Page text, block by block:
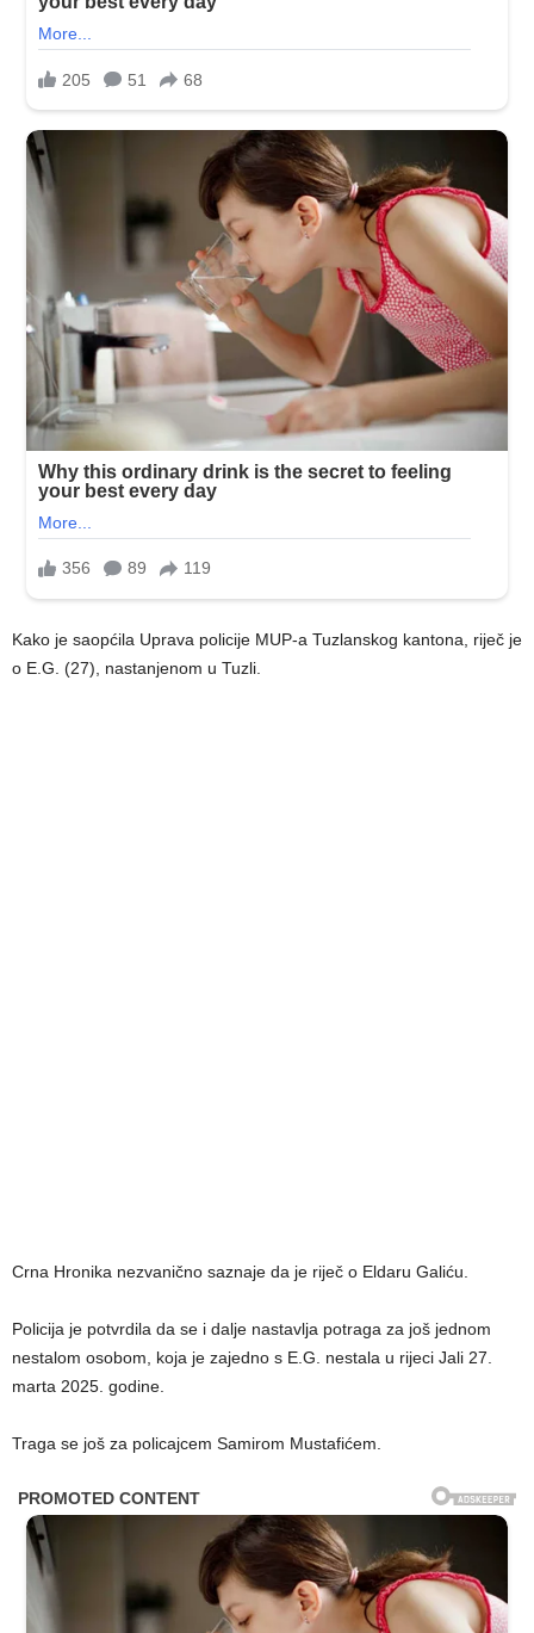
Kako je saopćila Uprava policije MUP-a Tuzlanskog kantona, riječ je
o E.G. (27), nastanjenom u Tuzli.
Crna Hronika nezvanično saznaje da je riječ o Eldaru Galiću.
Policija je potvrdila da se i dalje nastavlja potraga za još jednom
nestalom osobom, koja je zajedno s E.G. nestala u rijeci Jali 27.
marta 2025. godine.
Traga se još za policajcem Samirom Mustafićem.